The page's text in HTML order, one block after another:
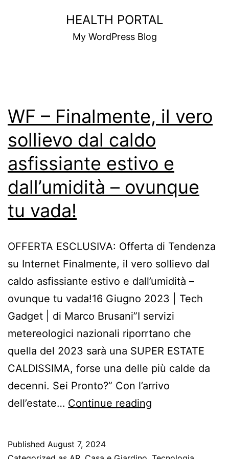
HEALTH PORTAL
My WordPress Blog
WF – Finalmente, il vero
sollievo dal caldo
asfissiante estivo e
dall’umidità – ovunque
tu vada!
OFFERTA ESCLUSIVA: Offerta di Tendenza
su Internet Finalmente, il vero sollievo dal
caldo asfissiante estivo e dall’umidità –
ovunque tu vada!16 Giugno 2023 | Tech
Gadget | di Marco Brusani”I servizi
metereologici nazionali riporrtano che
quella del 2023 sarà una SUPER ESTATE
CALDISSIMA, forse una delle più calde da
decenni. Sei Pronto?” Con l’arrivo
dell’estate… Continue reading
il
Published August 7, 2024